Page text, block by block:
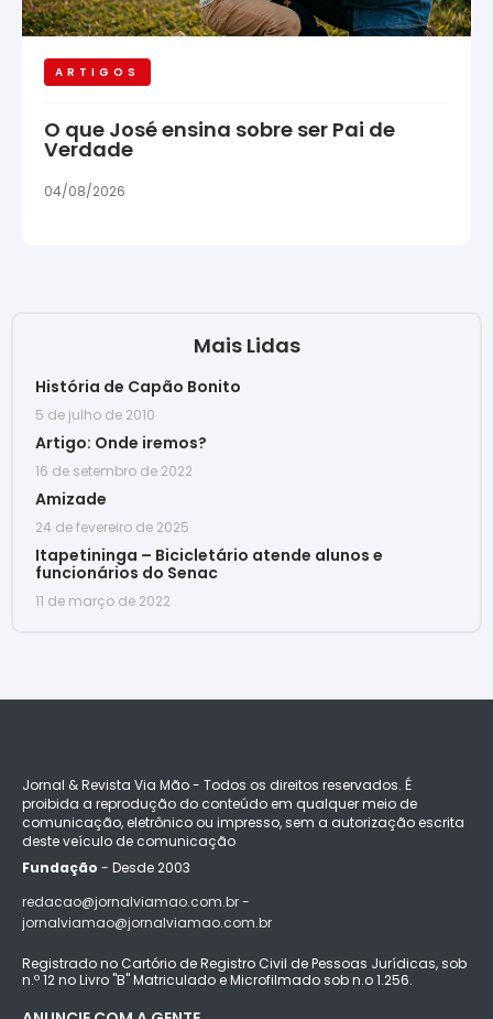
ARTIGOS
O que José ensina sobre ser Pai de
Verdade
04/08/2026
Mais Lidas
História de Capão Bonito
5 de julho de 2010
Artigo: Onde iremos?
16 de setembro de 2022
Amizade
24 de fevereiro de 2025
Itapetininga – Bicicletário atende alunos e
funcionários do Senac
11 de março de 2022
Jornal & Revista Via Mão - Todos os direitos reservados. É
proibida a reprodução do conteúdo em qualquer meio de
comunicação, eletrônico ou impresso, sem a autorização escrita
deste veículo de comunicação
Fundação - Desde 2003
redacao@jornalviamao.com.br -
jornalviamao@jornalviamao.com.br
Registrado no Cartório de Registro Civil de Pessoas Jurídicas, sob
n.º 12 no Livro "B" Matriculado e Microfilmado sob n.o 1.256.